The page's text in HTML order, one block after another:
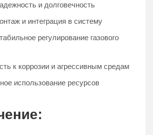
и долговечность
и интеграция в систему
регулирование газового
к коррозии и агрессивным средам
использование ресурсов